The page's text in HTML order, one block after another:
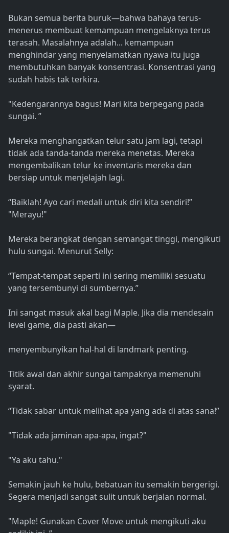
Bukan semua berita buruk—bahwa bahaya terus-
menerus membuat kemampuan mengelaknya terus
terasah. Masalahnya adalah... kemampuan
menghindar yang menyelamatkan nyawa itu juga
membutuhkan banyak konsentrasi. Konsentrasi yang
sudah habis tak terkira.
"Kedengarannya bagus! Mari kita berpegang pada
sungai. ”
Mereka menghangatkan telur satu jam lagi, tetapi
tidak ada tanda-tanda mereka menetas. Mereka
mengembalikan telur ke inventaris mereka dan
bersiap untuk menjelajah lagi.
“Baiklah! Ayo cari medali untuk diri kita sendiri!”
"Merayu!"
Mereka berangkat dengan semangat tinggi, mengikuti
hulu sungai. Menurut Selly:
“Tempat-tempat seperti ini sering memiliki sesuatu
yang tersembunyi di sumbernya.”
Ini sangat masuk akal bagi Maple. Jika dia mendesain
level game, dia pasti akan—
menyembunyikan hal-hal di landmark penting.
Titik awal dan akhir sungai tampaknya memenuhi
syarat.
“Tidak sabar untuk melihat apa yang ada di atas sana!”
"Tidak ada jaminan apa-apa, ingat?"
"Ya aku tahu."
Semakin jauh ke hulu, bebatuan itu semakin bergerigi.
Segera menjadi sangat sulit untuk berjalan normal.
"Maple! Gunakan Cover Move untuk mengikuti aku